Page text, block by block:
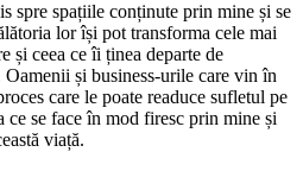
spre spațiile conținute prin mine și se
lor își pot transforma cele mai
și ceea ce îi ținea departe de
și business-urile care vin în
care le poate readuce sufletul pe
ce se face în mod firesc prin mine și
viață.